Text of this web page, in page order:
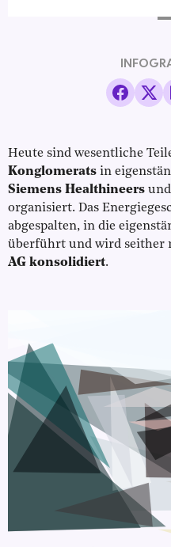
Heute sind wesentliche
Konglomerats in
Siemens Healthineers und
organisiert. Das
abgespalten, in die
überführt und wird seither
AG konsolidiert.